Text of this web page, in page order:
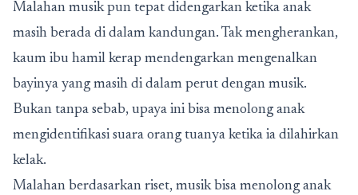
Malahan musik pun tepat didengarkan ketika anak
masih berada di dalam kandungan. Tak mengherankan,
kaum ibu hamil kerap mendengarkan mengenalkan
bayinya yang masih di dalam perut dengan musik.
Bukan tanpa sebab, upaya ini bisa menolong anak
mengidentifikasi suara orang tuanya ketika ia dilahirkan
kelak.
Malahan berdasarkan riset, musik bisa menolong anak